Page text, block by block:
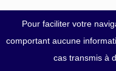
Pour faciliter votre
comportant aucune
cas transmis à